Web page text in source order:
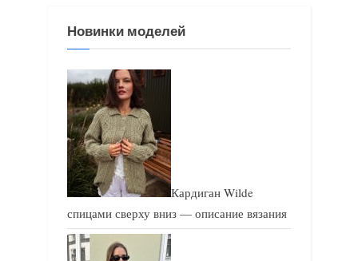
а
и
ь
:
Новинки моделей
Кардиган Wilde
спицами сверху вниз — описание вязания